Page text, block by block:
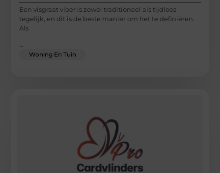
Een visgraat vloer is zowel traditioneel als tijdloos
tegelijk, en dit is de beste manier om het te definiëren.
Als
Woning En Tuin